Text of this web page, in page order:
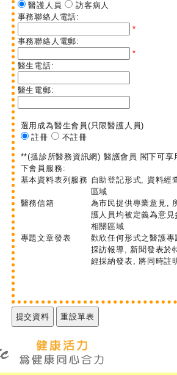
醫護人員
訪客病人
事務聯絡人電話:
*
事務聯絡人電郵:
*
醫生電話:
醫生電郵:
選用成為醫生會員 (只限醫護人員)
註冊
不註冊
**(搵診所醫務資訊網) 醫護會員 閣下可享
下會員服務:
基本資料表列服務 自助登記形式, 資料經
區域
醫務信箱
為市民提供專業意見,
護人員均被定義為意
相關區域
專題文章發表
歡欣任何形式之醫護
採訪報導, 新聞發表於
經採納發表, 將同時註